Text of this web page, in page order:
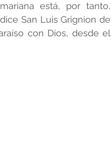
está, por tanto,
San Luis Grignion de
con Dios, desde el